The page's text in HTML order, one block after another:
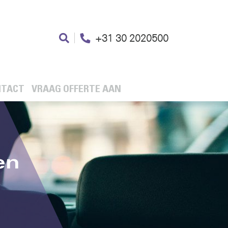
+31 30 2020500
VRAAG OFFERTE AAN